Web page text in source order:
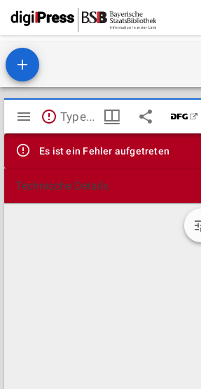
Mirador
Viewer
TypeError: Failed to fetch
Es ist ein Fehler aufgetreten
Technische Details